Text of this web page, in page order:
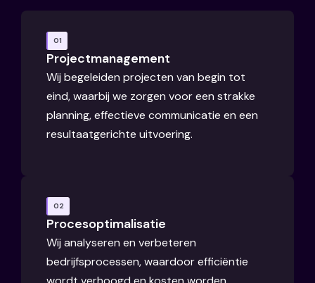
01
Projectmanagement
Wij begeleiden projecten van begin tot
eind, waarbij we zorgen voor een strakke
planning, effectieve communicatie en een
resultaatgerichte uitvoering.
02
Procesoptimalisatie
Wij analyseren en verbeteren
bedrijfsprocessen, waardoor efficiëntie